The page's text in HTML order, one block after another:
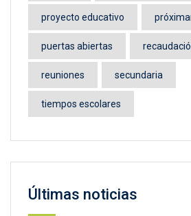
proyecto educativo
puertas abiertas
reuniones secundaria
tiempos escolares
Últimas noticias